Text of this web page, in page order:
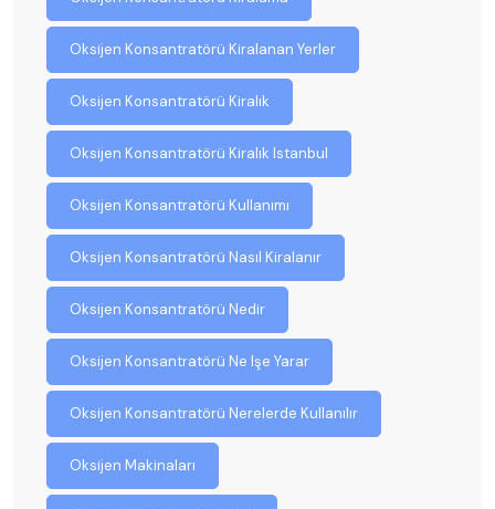
Oksijen Konsantratörü Kiralanan Yerler
Oksijen Konsantratörü Kiralık
Oksijen Konsantratörü Kiralık Istanbul
Oksijen Konsantratörü Kullanımı
Oksijen Konsantratörü Nasıl Kiralanır
Oksijen Konsantratörü Nedir
Oksijen Konsantratörü Ne Işe Yarar
Oksijen Konsantratörü Nerelerde Kullanılır
Oksijen Makinaları